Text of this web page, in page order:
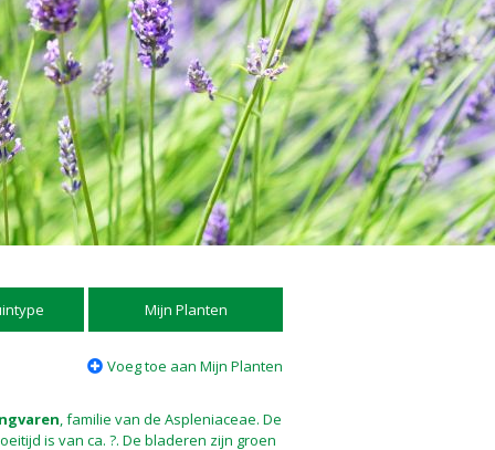
Mijn Planten
Voeg toe aan Mijn Planten
, familie van de Aspleniaceae. De
is van ca. ?. De bladeren zijn groen